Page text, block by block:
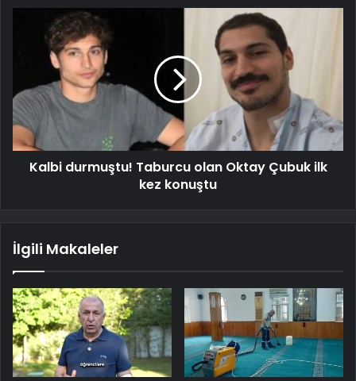
Kalbi durmuştu! Taburcu olan Oktay Çubuk ilk
kez konuştu
İlgili Makaleler